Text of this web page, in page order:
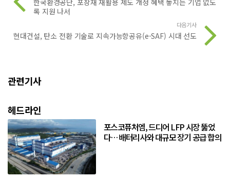
한국환경공단, 포장재 재활용 제도 개정 혜택 놓치는 기업 없도
록 지원 나서
다음기사
현대건설, 탄소 전환 기술로 지속가능항공유(e-SAF) 시대 선도
관련기사
헤드라인
포스코퓨처엠, 드디어 LFP 시장 뚫었
다… 배터리사와 대규모 장기 공급 합의